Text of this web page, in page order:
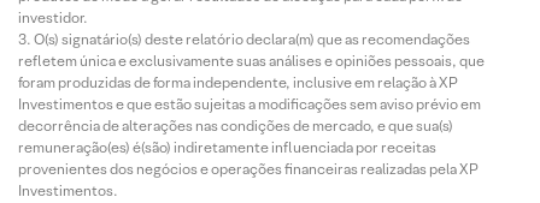
investidor.
O(s) signatário(s) deste relatório declara(m) que as recomendações
refletem única e exclusivamente suas análises e opiniões pessoais, que
foram produzidas de forma independente, inclusive em relação à XP
Investimentos e que estão sujeitas a modificações sem aviso prévio em
decorrência de alterações nas condições de mercado, e que sua(s)
remuneração(es) é(são) indiretamente influenciada por receitas
provenientes dos negócios e operações financeiras realizadas pela XP
Investimentos.